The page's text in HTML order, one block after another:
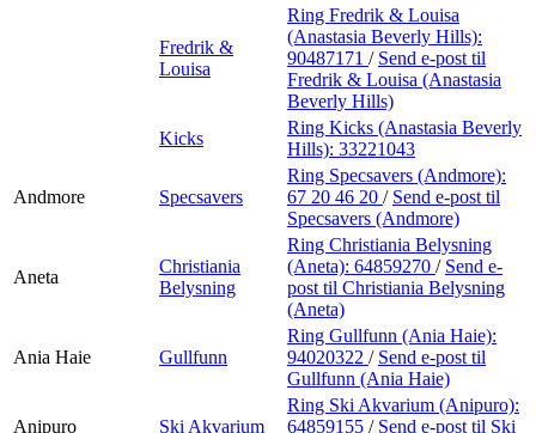
Fredrik &
Louisa
Ring Fredrik & Louisa
(Anastasia Beverly Hills):
90487171 / Send e-post til
Fredrik & Louisa (Anastasia
Beverly Hills)
Kicks
Ring Kicks (Anastasia Beverly
Hills): 33221043
Andmore Specsavers
Ring Specsavers (Andmore):
67 20 46 20 / Send e-post til
Specsavers (Andmore)
Aneta
Christiania
Belysning
Ring Christiania Belysning
(Aneta): 64859270 / Send e-
post til Christiania Belysning
(Aneta)
Ania Haie Gullfunn
Ring Gullfunn (Ania Haie):
94020322 / Send e-post til
Gullfunn (Ania Haie)
Anipuro Ski Akvarium
Ring Ski Akvarium (Anipuro):
64859155 / Send e-post til Ski